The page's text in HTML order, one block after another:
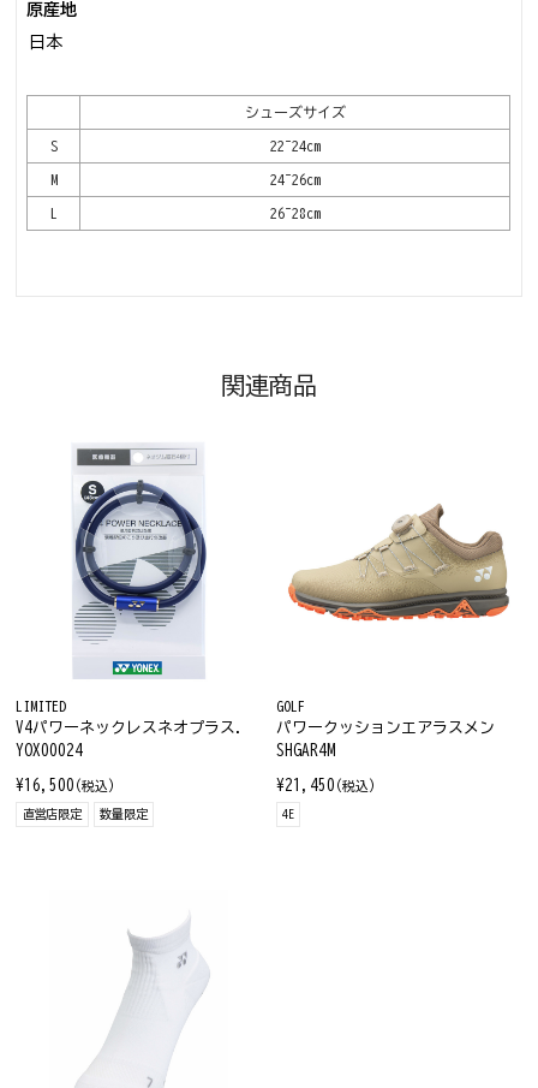
原産地
日本
シューズサイズ
S 22~24cm
M 24~26cm
L 26~28cm
関連商品
LIMITED
V4パワーネックレスネオプラス.
YOX00024
¥16,500 (税込)
直営店限定 数量限定
GOLF
パワークッションエアラスメン
SHGAR4M
¥21,450 (税込)
4E